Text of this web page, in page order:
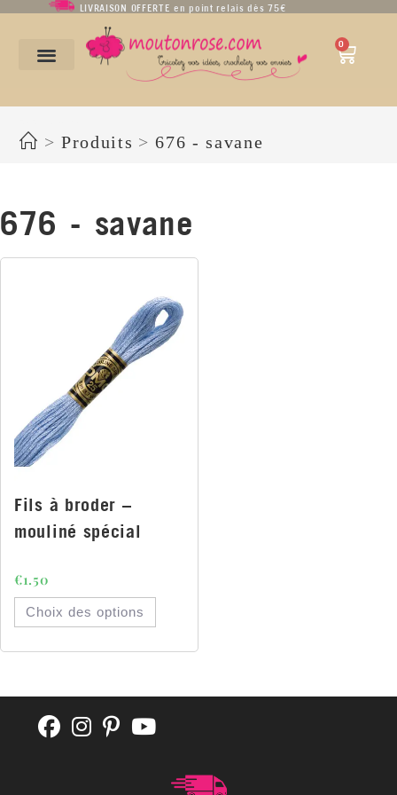
LIVRAISON OFFERTE en point relais dès 75€
0
> Produits > 676 - savane
676 - savane
Fils à broder –
mouliné spécial
€1.50
Choix des options